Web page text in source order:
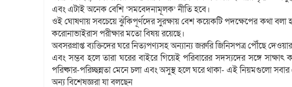
এবং এটাই অনেক বেশি ‘সমবেদনামূলক’ নীতি হবে।
ওই ঘোষণায় সবচেয়ে ঝুঁকিপূর্ণদের সুরক্ষায় বেশ কয়েকটি পদক্ষেপের কথা বলা
করোনাভাইরাস পরীক্ষার মতো বিষয় রয়েছে।
অবসরপ্রাপ্ত ব্যক্তিদের ঘরে নিত্যপণ্যসহ অন্যান্য জরুরি জিনিসপত্র পৌঁছে
এবং সম্ভব হলে তারা ঘরের বাইরে গিয়েই পরিবারের সদস্যদের সঙ্গে
পরিষ্কার-পরিচ্ছন্নতা মেনে চলা এবং অসুস্থ হলে ঘরে থাকা- এই নিয়মগুলো
অন্য বিশেষজ্ঞরা যা বলছেন